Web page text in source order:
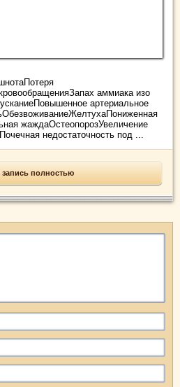
аммиака изо
артериальное
жаждаОстеопорозУвеличение
недостаточность под ...
запись полностью